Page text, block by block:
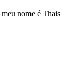
nome é